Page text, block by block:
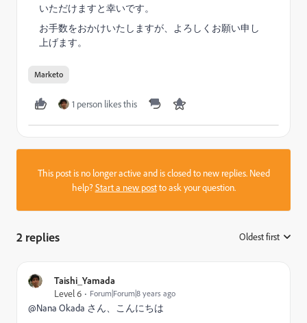
いただけますと幸いです。
お手数をおかけいたしますが、よろしくお願い申し
上げます。
Marketo
1 person likes this
This post is no longer active and is closed to new replies. Need
help?Start a new postto ask your question.
2 replies Oldest first
Taishi_Yamada
Level 6
Forum|Forum|8 years ago
@Nana Okada さん、こんにちは